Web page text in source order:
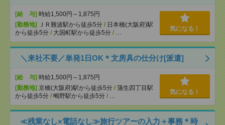
[給 与] 時給1,500円～1,875円
[勤務地]
ＪＲ難波駅から徒歩5分 / 日本橋(大阪府)駅
から徒歩5分 / 大国町駅から徒歩5分 / …
気になる！
＼来社不要／単発1日OK＊文房具の仕分け[派遣]
[給 与] 時給1,500円～1,875円
[勤務地] 京橋(大阪府)駅から徒歩5分 / 蒲生四丁目駅
から徒歩5分 / 鴫野駅から徒歩5分 / …
気になる！
≪残業なし×電話なし≫旅行ツアーの入力＋事務＊時